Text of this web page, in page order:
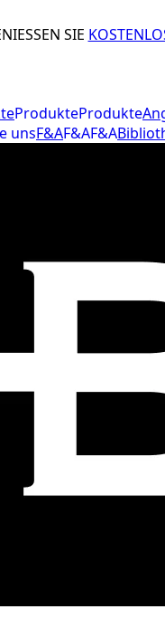
SIE
ProdukteProdukte
unsF&AF&AF&A